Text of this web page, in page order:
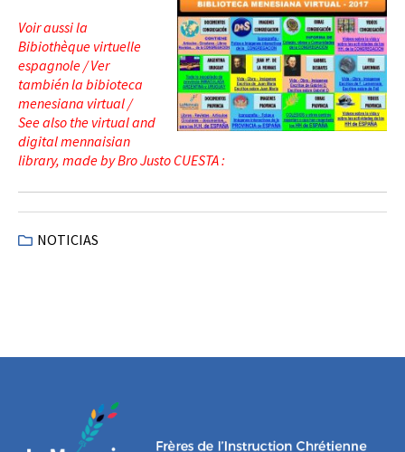
Voir aussi la
Bibiothèque virtuelle
espagnole / Ver
también la bibioteca
menesiana virtual /
See also the virtual and
digital mennaisian
library, made by Bro Justo CUESTA :
NOTICIAS